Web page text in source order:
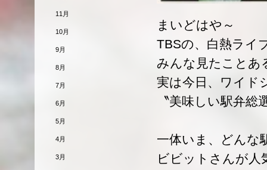
まいどはや～
TBSの、白熱ライ
みんな見たことあ
実は今日、ワイド
〝美味しい駅弁
一体いま、どんな
ビビットさんが人
11月
10月
9月
8月
7月
6月
5月
4月
3月